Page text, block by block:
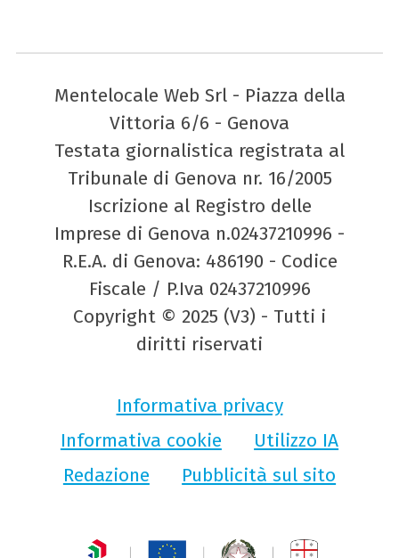
Mentelocale Web Srl - Piazza della
Vittoria 6/6 - Genova
Testata giornalistica registrata al
Tribunale di Genova nr. 16/2005
Iscrizione al Registro delle
Imprese di Genova n.02437210996 -
R.E.A. di Genova: 486190 - Codice
Fiscale / P.Iva 02437210996
Copyright © 2025 (V3) - Tutti i
diritti riservati
Informativa privacy
Informativa cookie
Utilizzo IA
Redazione
Pubblicità sul sito